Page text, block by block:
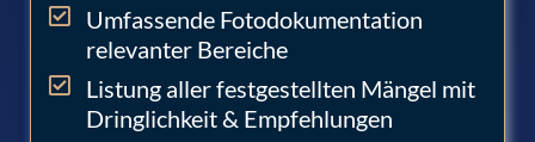
Umfassende Fotodokumentation
relevanter Bereiche
Listung aller festgestellten Mängel mit
Dringlichkeit & Empfehlungen